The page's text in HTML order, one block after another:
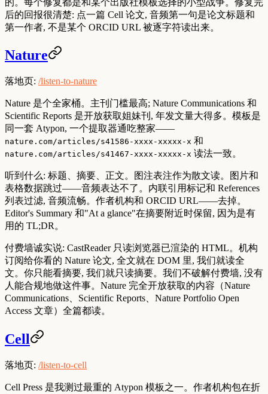
后的回报很清楚: 点一篇 Cell 论文, 音频第一句是论文标题和
第一作者, 不是某个 ORCID URL 被逐字符读出来。
Nature
落地页: /listen-to-nature
Nature 是个全家桶。主刊门槛最高; Nature Communications 和
Scientific Reports 是开放获取姐妹刊, 年发文量大得多。模板是
同一套 Atypon, 一个提取器通吃整家——
nature.com/articles/s41586-xxxx-xxxxx-x 和
nature.com/articles/s41467-xxxx-xxxxx-x 读法一致。
听到什么: 标题、摘要、正文。图注表注作为散文读。图片和
表格数据跳过——音频表达不了。内联引用标记和 References
列表过滤, 音频流畅。作者机构和 ORCID URL——去掉。
Editor's Summary 和"At a glance"在摘要附近时保留, 因为是有
用的 TL;DR。
付费墙诚实说: CastReader 只读浏览器已渲染的 HTML。机构
订阅给你看的 Nature 论文, 全文就在 DOM 里, 我们就读全
文。你只能看摘要, 我们就只读摘要。我们不破解付费墙, 没有
人能合规地做这件事。Nature 完全开放获取的内容（Nature
Communications、Scientific Reports、Nature Portfolio Open
Access 文章）全篇都读。
Cell
落地页: /listen-to-cell
Cell Press 是我测过最重的 Atypon 模板之一。作者机构包在折